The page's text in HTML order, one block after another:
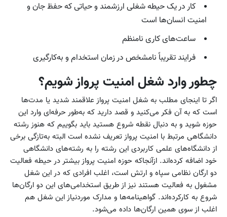
کار در یک حیطه شغلی ارزشمند و حیاتی که حفظ جان و
امنیت انسان‌ها است
ساعت‌های کاری نامنظم
فرایند تقریباً نامشخص در زمان استخدام و به‌کارگیری
چطور وارد شغل امنیت پرواز شویم؟
اگر تا اینجای مطلب به شغل امنیت پرواز علاقمند شدید یا مدت‌ها
است که به آن فکر می‌کنید و قصد دارید که به‌طور حرفه‌ای وارد این
حوزه شوید و به دنبال نقطه شروع هستید باید بگوییم که هنوز رشته
دانشگاهی مرتبط با امنیت پرواز تعریف نشده است البته به‌تازگی برخی
از دانشگاه‌های علمی کاربردی این رشته را به رشته‌های دانشگاهی
خود اضافه کرده‌اند. ازآنجاکه حوزه امنیت پرواز بیشتر در حیطه فعالیت
دو ارگان نظامی سپاه و ارتش است، اغلب افرادی که در این شغل
مشغول به فعالیت هستند نیز از طریق استخدامی‌های این دو ارگان‌ها
شروع به کارکرده‌اند. گواهینامه‌ها و مدارک موردنیاز این شغل هم
اغلب از سوی همین ارگان‌ها داده می‌شود.